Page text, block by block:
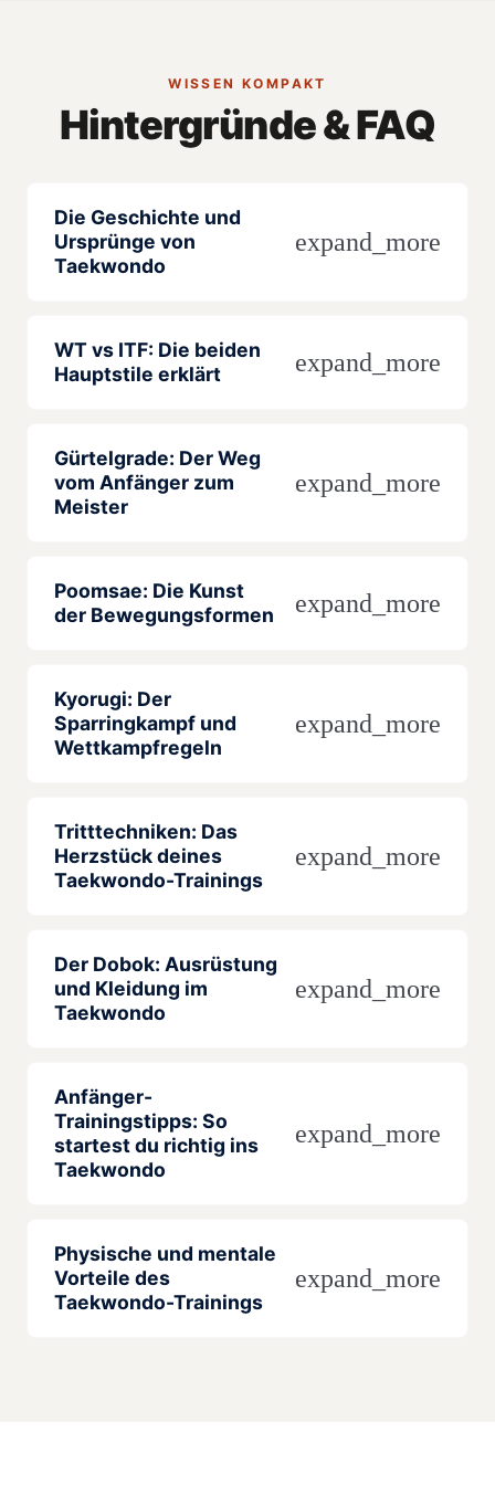
WISSEN KOMPAKT
Hintergründe & FAQ
Die Geschichte und
Ursprünge von
Taekwondo
expand_more
WT vs ITF: Die beiden
Hauptstile erklärt
expand_more
Gürtelgrade: Der Weg
vom Anfänger zum
Meister
expand_more
Poomsae: Die Kunst
der Bewegungsformen
expand_more
Kyorugi: Der
Sparringkampf und
Wettkampfregeln
expand_more
Tritttechniken: Das
Herzstück deines
Taekwondo-Trainings
expand_more
Der Dobok: Ausrüstung
und Kleidung im
Taekwondo
expand_more
Anfänger-
Trainingstipps: So
startest du richtig ins
Taekwondo
expand_more
Physische und mentale
Vorteile des
Taekwondo-Trainings
expand_more